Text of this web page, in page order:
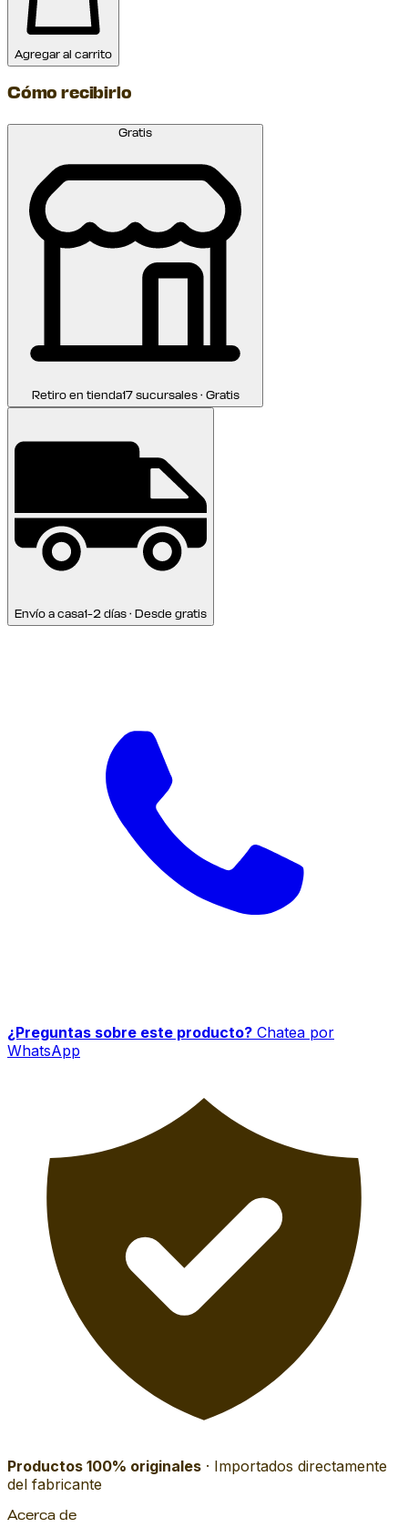
Agregar al carrito
Cómo recibirlo
Gratis
Retiro en tienda17 sucursales · Gratis
Envío a casa1-2 días · Desde gratis
¿Preguntas sobre este producto? Chatea por
WhatsApp
Productos 100% originales · Importados directamente
del fabricante
Acerca de